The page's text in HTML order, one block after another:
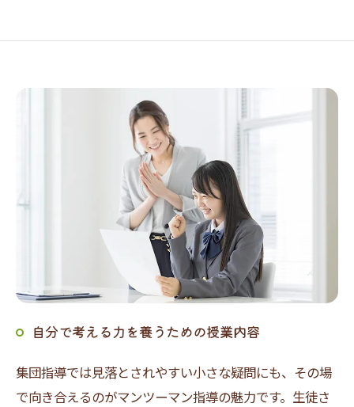
自分で考える力を養うための授業内容
集団指導では見落とされやすい小さな疑問にも、その場
で向き合えるのがマンツーマン指導の魅力です。生徒さ